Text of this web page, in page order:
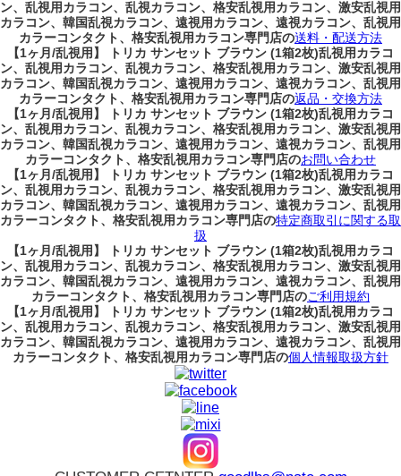
ン、 乱視用カラコン、乱視カラコン、格安乱視用カラコン、激安乱視用
カラコン、韓国乱視カラコン、遠視用カラコン、遠視カラコン、乱視用
カラーコンタクト、格安乱視用カラコン専門店の送料・配送方法
【1ヶ月/乱視用】 トリカ サンセット ブラウン (1箱2枚)乱視用カラコ
ン、 乱視用カラコン、乱視カラコン、格安乱視用カラコン、激安乱視用
カラコン、韓国乱視カラコン、遠視用カラコン、遠視カラコン、乱視用
カラーコンタクト、格安乱視用カラコン専門店の返品・交換方法
【1ヶ月/乱視用】 トリカ サンセット ブラウン (1箱2枚)乱視用カラコ
ン、 乱視用カラコン、乱視カラコン、格安乱視用カラコン、激安乱視用
カラコン、韓国乱視カラコン、遠視用カラコン、遠視カラコン、乱視用
カラーコンタクト、格安乱視用カラコン専門店のお問い合わせ
【1ヶ月/乱視用】 トリカ サンセット ブラウン (1箱2枚)乱視用カラコ
ン、 乱視用カラコン、乱視カラコン、格安乱視用カラコン、激安乱視用
カラコン、韓国乱視カラコン、遠視用カラコン、遠視カラコン、乱視用
カラーコンタクト、格安乱視用カラコン専門店の特定商取引に関する取
扱
【1ヶ月/乱視用】 トリカ サンセット ブラウン (1箱2枚)乱視用カラコ
ン、 乱視用カラコン、乱視カラコン、格安乱視用カラコン、激安乱視用
カラコン、韓国乱視カラコン、遠視用カラコン、遠視カラコン、乱視用
カラーコンタクト、格安乱視用カラコン専門店のご利用規約
【1ヶ月/乱視用】 トリカ サンセット ブラウン (1箱2枚)乱視用カラコ
ン、 乱視用カラコン、乱視カラコン、格安乱視用カラコン、激安乱視用
カラコン、韓国乱視カラコン、遠視用カラコン、遠視カラコン、乱視用
カラーコンタクト、格安乱視用カラコン専門店の個人情報取扱方針